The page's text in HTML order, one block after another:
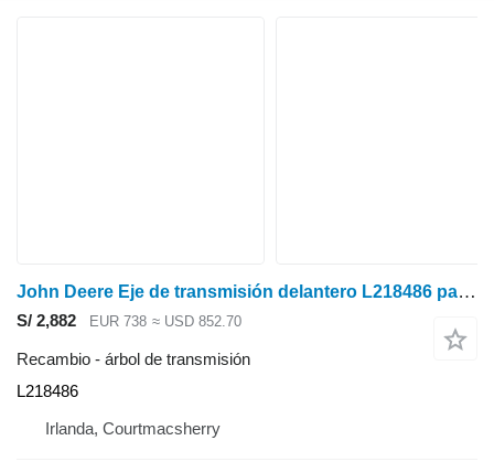
John Deere Eje de transmisión delantero L218486 para series 6r, 6m, 6135r, 6130r y 6090m árbol de transmisión para tractor de ruedas
S/ 2,882 EUR 738 ≈ USD 852.70
Recambio - árbol de transmisión
L218486
Irlanda, Courtmacsherry